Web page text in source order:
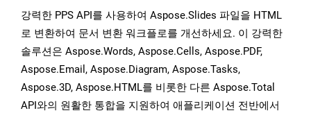
강력한 PPS API를 사용하여 Aspose.Slides 파일을 HTML
로 변환하여 문서 변환 워크플로를 개선하세요. 이 강력한
솔루션은 Aspose.Words, Aspose.Cells, Aspose.PDF,
Aspose.Email, Aspose.Diagram, Aspose.Tasks,
Aspose.3D, Aspose.HTML를 비롯한 다른 Aspose.Total
API와의 원활한 통합을 지원하여 애플리케이션 전반에서